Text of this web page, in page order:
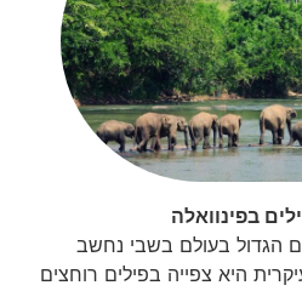
בפינוואלה
הגדול בעולם בשבי נחשב
היא צפייה בפילים רוחצים